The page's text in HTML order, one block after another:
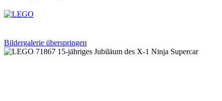
Bildergalerie überspringen